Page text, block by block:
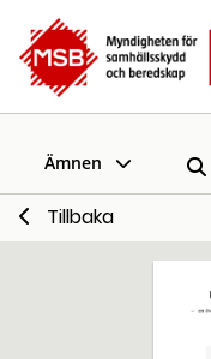
Ämnen
Tillbaka